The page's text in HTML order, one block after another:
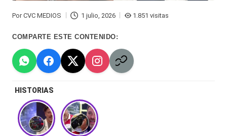
C
hi
le
n
a
🔥
-
Tv
redes
PorCVC MEDIOS 1 julio, 2026 1.851 visitas
COMPARTE ESTE CONTENIDO:
HISTORIAS